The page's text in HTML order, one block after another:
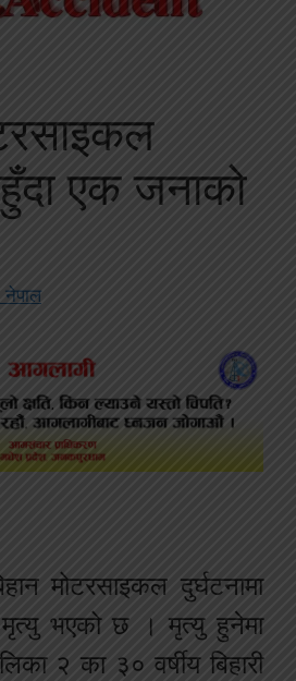
हुँदा एक जनाको
नेपाल
मोटरसाइकल दुर्घटनामा
भएको छ । मृत्यु हुनेमा
२ का ३० वर्षीय बिहारी